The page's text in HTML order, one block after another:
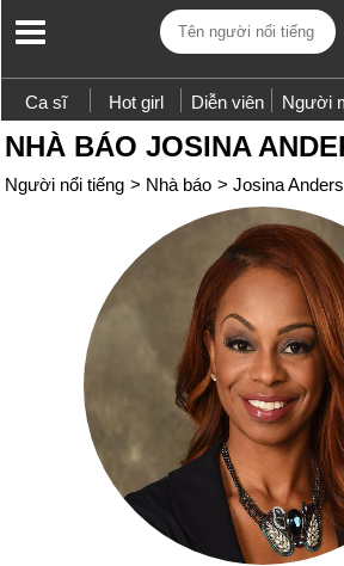
Ca sĩ Hot girl Diễn viên Người
NHÀ BÁO JOSINA
Người nổi tiếng > Nhà báo > Josina